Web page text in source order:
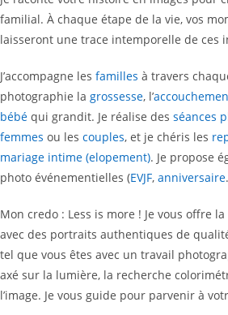
familial. À chaque étape de la vie, vos
laisseront une trace intemporelle de ces
J’accompagne les familles à travers
photographie la grossesse, l’
bébé qui grandit. Je réalise des séances
femmes ou les couples, et je chéris les
mariage intime (elopement). Je propose
photo événementielles (EVJF, anniversaire
Mon credo : Less is more ! Je vous offre
avec des portraits authentiques de
tel que vous êtes avec un travail
axé sur la lumière, la recherche
l’image. Je vous guide pour parvenir à